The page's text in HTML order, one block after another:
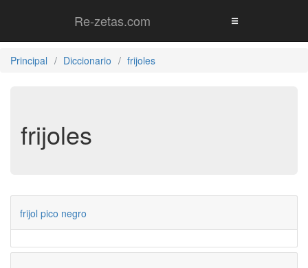
Re-zetas.com
Principal Diccionario frijoles
frijoles
frijol pico negro